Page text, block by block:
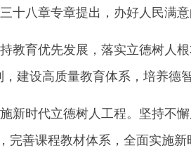
十八章专章提出，办好人民满意
教育优先发展，落实立德树人
，建设高质量教育体系，培养德
新时代立德树人工程。坚持不
完善课程教材体系，全面实施